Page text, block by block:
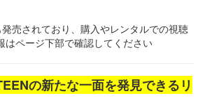
売されており、購入やレンタルでの視聴
はページ下部で確認してください
の新たな一面を発見できるリ